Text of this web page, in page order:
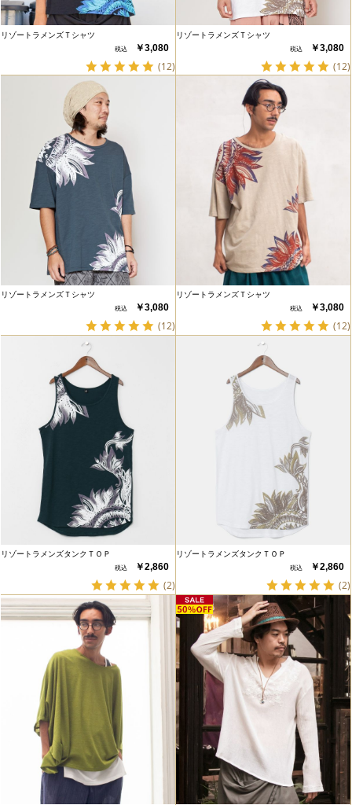
リゾートラメンズＴシャツ
￥3,080
(12)
リゾートラメンズＴシャツ
￥3,080
(12)
リゾートラメンズＴシャツ
￥3,080
(12)
リゾートラメンズＴシャツ
￥3,080
(12)
リゾートラメンズタンクＴＯＰ
￥2,860
(2)
リゾートラメンズタンクＴＯＰ
￥2,860
(2)